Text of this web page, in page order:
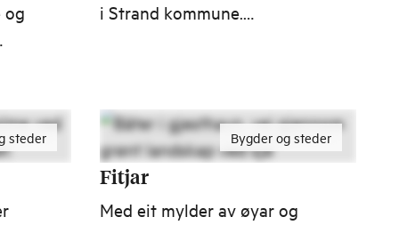
og
i Strand kommune.
butikker, restauranter og
naturbaserte aktiviteter.
steder Bygder og steder
Fitjar
Med eit mylder av øyar og